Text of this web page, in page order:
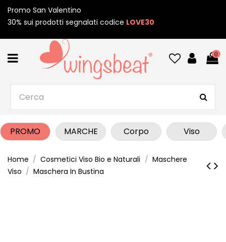
Promo San Valentino
30% sui prodotti segnalati codice LOVE30
0
PROMO MARCHE Corpo Viso
Home Cosmetici Viso Bio e Naturali
Maschere
Viso
Maschera In Bustina